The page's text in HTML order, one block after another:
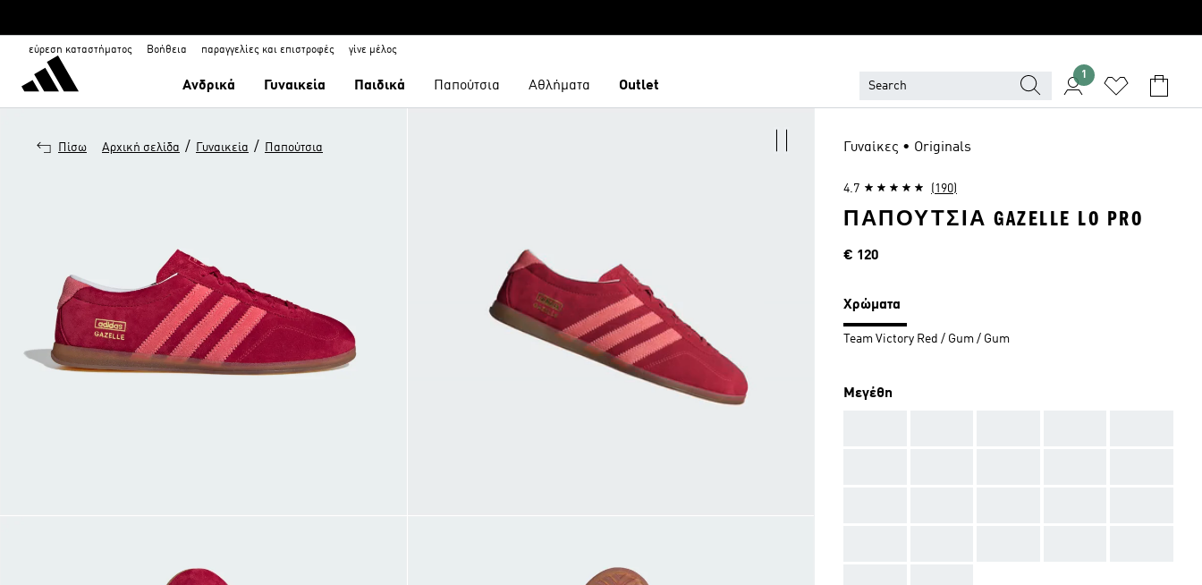
εύρεση καταστήματος Βοήθεια παραγγελίες και επιστροφές γίνε μέλος
Ανδρικά Γυναικεία Παιδικά Παπούτσια Αθλήματα Outlet
1
Πίσω Αρχική σελίδα / Γυναικεία / Παπούτσια Γυναίκες • Originals
4.7 (190)
ΠΑΠΟΎΤΣΙΑ GAZELLE LO PRO
Τιμή
€ 120
Χρώματα
Team Victory Red / Gum / Gum
Μεγέθη